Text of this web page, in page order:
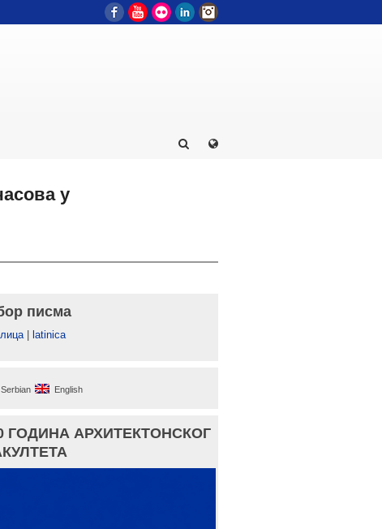
FacebookYouTube
Flickr LinkedIn
у
писма
| latinica
Serbian English
ГОДИНА АРХИТЕКТОНСКОГ